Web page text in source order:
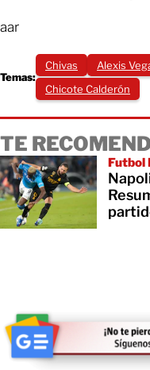
aar
Temas:
Chivas Alexis
Chicote Calderón
TE
Futbol